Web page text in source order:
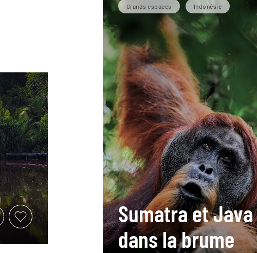
Grands espaces Indonésie
Sumatra et Java
dans la brume